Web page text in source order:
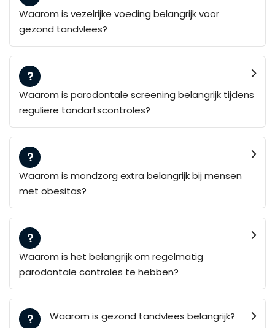
Waarom is vezelrijke voeding belangrijk voor
gezond tandvlees?
Waarom is parodontale screening belangrijk tijdens
reguliere tandartscontroles?
Waarom is mondzorg extra belangrijk bij mensen
met obesitas?
Waarom is het belangrijk om regelmatig
parodontale controles te hebben?
Waarom is gezond tandvlees belangrijk?